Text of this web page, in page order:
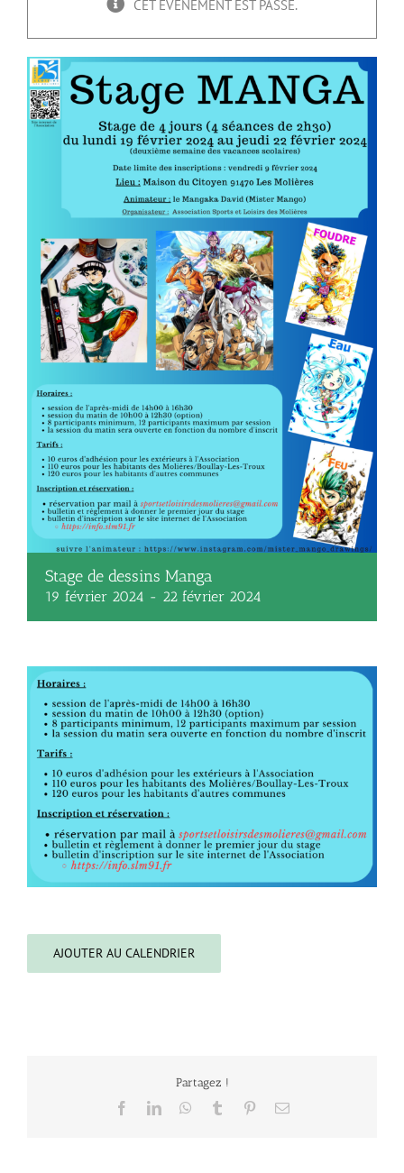
CET ÉVÈNEMENT EST PASSÉ.
Stage de dessins Manga
19 février 2024 - 22 février 2024
AJOUTER AU CALENDRIER
Partagez !
FacebookLinkedInWhatsApp
Tumblr PinterestEmail